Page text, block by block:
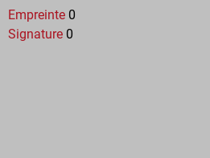
Empreinte 0
Signature 0